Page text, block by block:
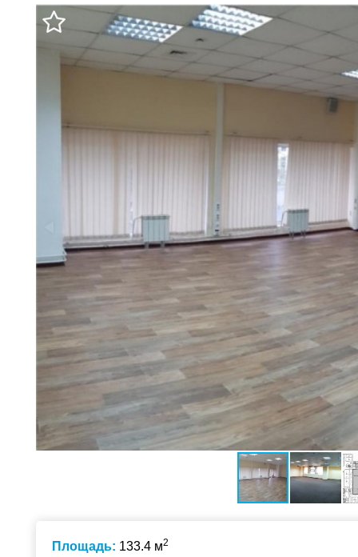
Площадь: 133.4 м2